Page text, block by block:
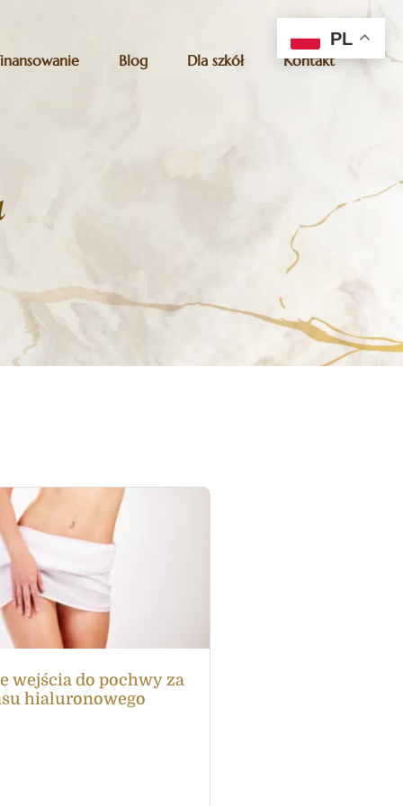
Blog Dla szkół Kontakt
wejścia do pochwy za
hialuronowego
PL